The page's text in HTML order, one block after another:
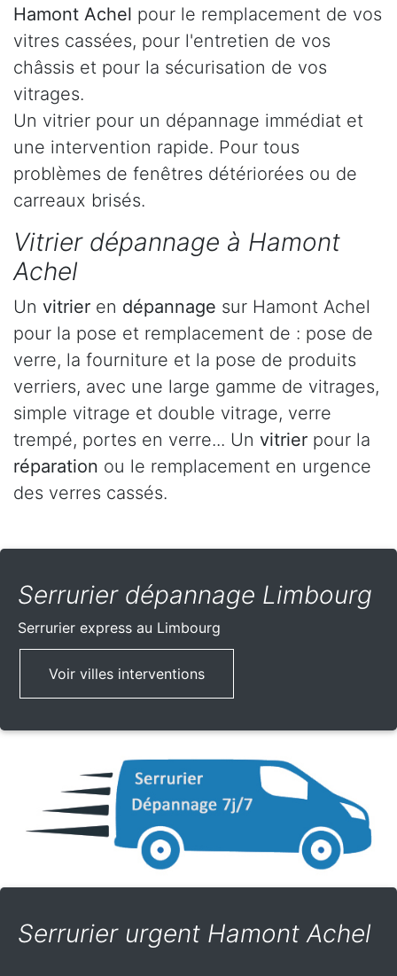
Hamont Achel pour le remplacement de vos
vitres cassées, pour l'entretien de vos
châssis et pour la sécurisation de vos
vitrages.
Un vitrier pour un dépannage immédiat et
une intervention rapide. Pour tous
problèmes de fenêtres détériorées ou de
carreaux brisés.
Vitrier dépannage à Hamont
Achel
Un vitrier en dépannage sur Hamont Achel
pour la pose et remplacement de : pose de
verre, la fourniture et la pose de produits
verriers, avec une large gamme de vitrages,
simple vitrage et double vitrage, verre
trempé, portes en verre... Un vitrier pour la
réparation ou le remplacement en urgence
des verres cassés.
Serrurier dépannage Limbourg
Serrurier express au Limbourg
Voir villes interventions
Serrurier urgent Hamont Achel